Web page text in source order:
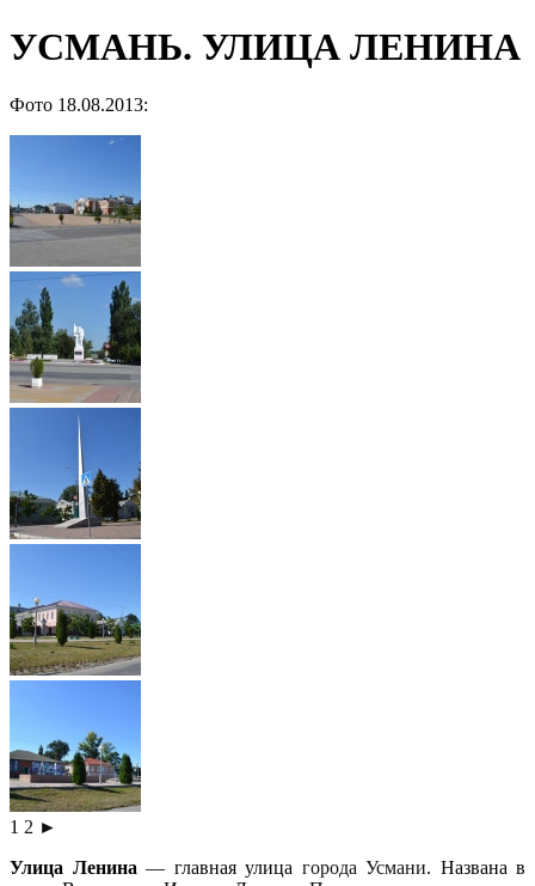
УСМАНЬ. УЛИЦА ЛЕНИНА
Фото 18.08.2013:
1 2 ►
Улица Ленина — главная улица города Усмани. Названа в